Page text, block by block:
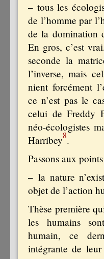
– tous les
de l’homme par
de la domination
En gros, c’est
seconde la
l’inverse, mais
nient forcément
ce n’est pas le
celui de Freddy
néo-écologistes
Harribey8.
Passons aux
– la nature
objet de l’action
Thèse première
les humains
humain, ce
intégrante de